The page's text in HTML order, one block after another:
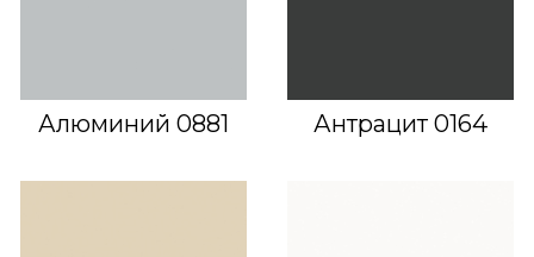
Алюминий 0881 Антрацит 0164